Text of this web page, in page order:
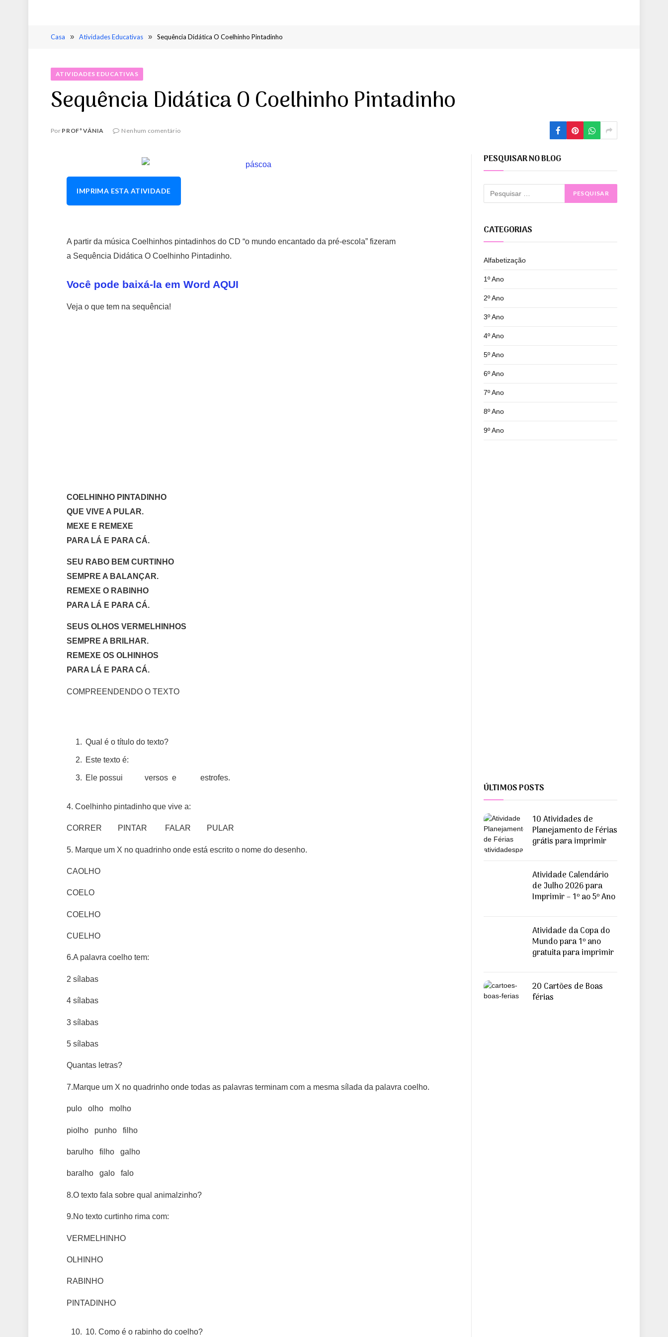
Casa » Atividades Educativas » Sequência Didática O Coelhinho Pintadinho
ATIVIDADES EDUCATIVAS
Sequência Didática O Coelhinho Pintadinho
Por PROFª VÂNIA Nenhum comentário
IMPRIMA ESTA ATIVIDADE
A partir da música Coelhinhos pintadinhos do CD “o mundo encantado da pré-escola” fizeram
a Sequência Didática O Coelhinho Pintadinho.
Você pode baixá-la em Word AQUI
Veja o que tem na sequência!
COELHINHO PINTADINHO
QUE VIVE A PULAR.
MEXE E REMEXE
PARA LÁ E PARA CÁ.
SEU RABO BEM CURTINHO
SEMPRE A BALANÇAR.
REMEXE O RABINHO
PARA LÁ E PARA CÁ.
SEUS OLHOS VERMELHINHOS
SEMPRE A BRILHAR.
REMEXE OS OLHINHOS
PARA LÁ E PARA CÁ.
COMPREENDENDO O TEXTO
Qual é o título do texto?
Este texto é:
Ele possui versos e estrofes.
4. Coelhinho pintadinho que vive a:
CORRER PINTAR FALAR PULAR
5. Marque um X no quadrinho onde está escrito o nome do desenho.
CAOLHO
COELO
COELHO
CUELHO
6.A palavra coelho tem:
2 sílabas
4 sílabas
3 sílabas
5 sílabas
Quantas letras?
7.Marque um X no quadrinho onde todas as palavras terminam com a mesma sílada da palavra coelho.
pulo olho molho
piolho punho filho
barulho filho galho
baralho galo falo
8.O texto fala sobre qual animalzinho?
9.No texto curtinho rima com:
VERMELHINHO
OLHINHO
RABINHO
PINTADINHO
10. Como é o rabinho do coelho?
PESQUISAR NO BLOG
CATEGORIAS
Alfabetização
1º Ano
2º Ano
3º Ano
4º Ano
5º Ano
6º Ano
7º Ano
8º Ano
9º Ano
ÚLTIMOS POSTS
10 Atividades de
Planejamento de Férias
grátis para imprimir
Atividade Calendário
de Julho 2026 para
Imprimir – 1º ao 5º Ano
Atividade da Copa do
Mundo para 1º ano
gratuita para imprimir
20 Cartões de Boas
férias